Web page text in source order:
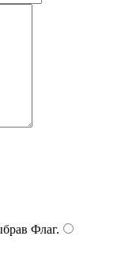
Флаг.